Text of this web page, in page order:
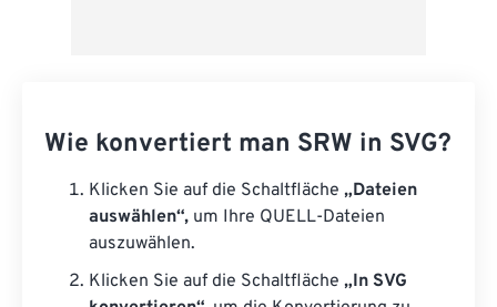
Wie konvertiert man SRW in SVG?
Klicken Sie auf die Schaltfläche „Dateien
auswählen“, um Ihre QUELL-Dateien
auszuwählen.
Klicken Sie auf die Schaltfläche „In SVG